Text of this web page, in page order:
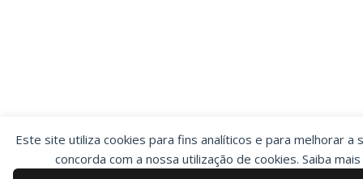
Este site utiliza cookies para fins analíticos e para melhorar a
concorda com a nossa utilização de cookies. Saiba